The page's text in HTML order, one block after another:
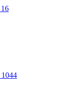
16
1044